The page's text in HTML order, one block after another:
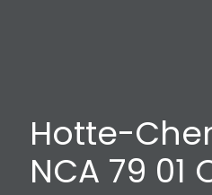
Hotte-
NCA 79 01